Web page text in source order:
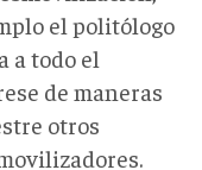
el politólogo
a todo el
de maneras
otros